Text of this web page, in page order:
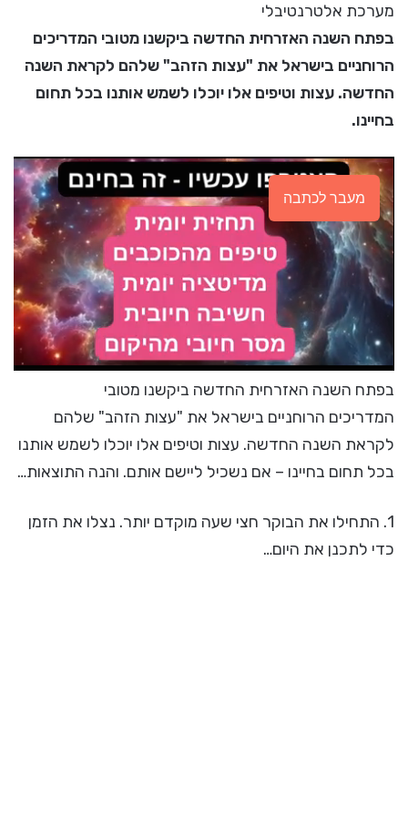
מערכת אלטרנטיבלי
בפתח השנה האזרחית החדשה ביקשנו מטובי המדריכים
הרוחניים בישראל את "עצות הזהב" שלהם לקראת השנה
החדשה. עצות וטיפים אלו יוכלו לשמש אותנו בכל תחום
בחיינו.
מעבר לכתבה
בפתח השנה האזרחית החדשה ביקשנו מטובי
המדריכים הרוחניים בישראל את "עצות הזהב" שלהם
לקראת השנה החדשה. עצות וטיפים אלו יוכלו לשמש אותנו
בכל תחום בחיינו – אם נשכיל ליישם אותם. והנה התוצאות…
1. התחילו את הבוקר חצי שעה מוקדם יותר. נצלו את הזמן
כדי לתכנן את היום…